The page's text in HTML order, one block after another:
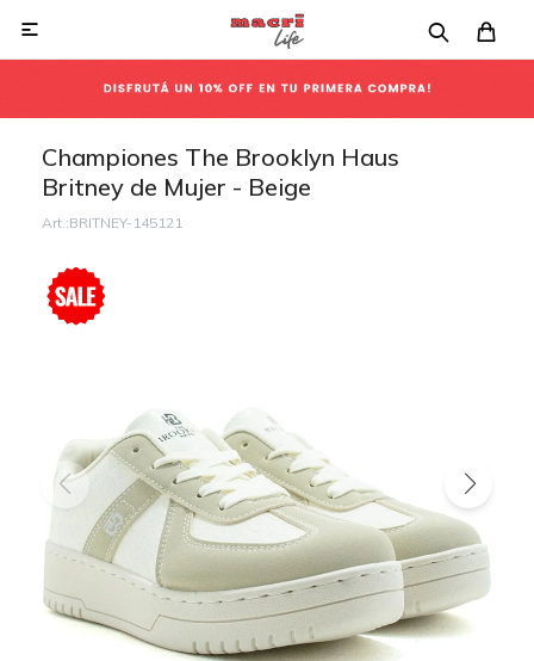

Championes The Brooklyn Haus
Britney de Mujer - Beige
BRITNEY-145121